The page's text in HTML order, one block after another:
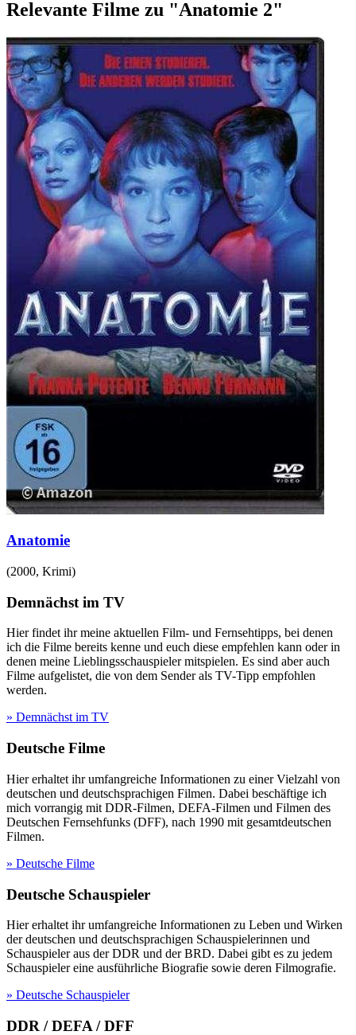
Relevante Filme zu "Anatomie 2"
Anatomie
(2000, Krimi)
Demnächst im TV
Hier findet ihr meine aktuellen Film- und Fernsehtipps, bei denen
ich die Filme bereits kenne und euch diese empfehlen kann oder in
denen meine Lieblingsschauspieler mitspielen. Es sind aber auch
Filme aufgelistet, die von dem Sender als TV-Tipp empfohlen
werden.
» Demnächst im TV
Deutsche Filme
Hier erhaltet ihr umfangreiche Informationen zu einer Vielzahl von
deutschen und deutschsprachigen Filmen. Dabei beschäftige ich
mich vorrangig mit DDR-Filmen, DEFA-Filmen und Filmen des
Deutschen Fernsehfunks (DFF), nach 1990 mit gesamtdeutschen
Filmen.
» Deutsche Filme
Deutsche Schauspieler
Hier erhaltet ihr umfangreiche Informationen zu Leben und Wirken
der deutschen und deutschsprachigen Schauspielerinnen und
Schauspieler aus der DDR und der BRD. Dabei gibt es zu jedem
Schauspieler eine ausführliche Biografie sowie deren Filmografie.
» Deutsche Schauspieler
DDR / DEFA / DFF